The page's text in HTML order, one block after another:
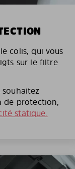
colis, qui vous
sur le filtre
de protection,
statique.